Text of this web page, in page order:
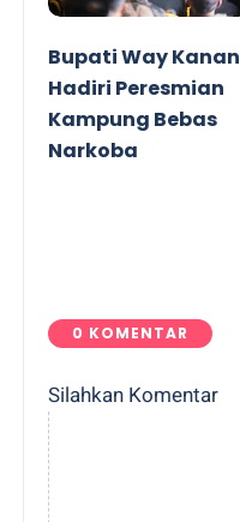
Bupati Way Kanan
Hadiri Peresmian
Kampung Bebas
Narkoba
0 KOMENTAR
Silahkan Komentar